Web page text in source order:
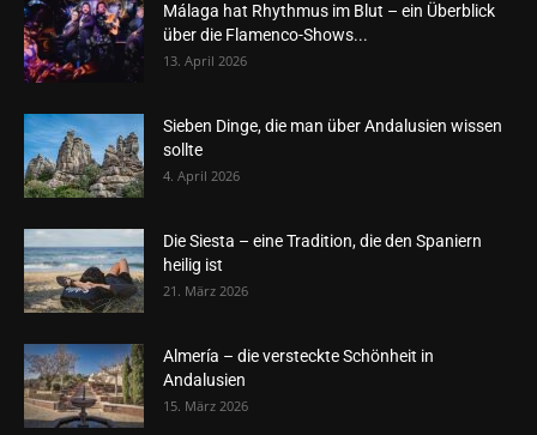
Málaga hat Rhythmus im Blut – ein Überblick
über die Flamenco-Shows...
13. April 2026
Sieben Dinge, die man über Andalusien wissen
sollte
4. April 2026
Die Siesta – eine Tradition, die den Spaniern
heilig ist
21. März 2026
Almería – die versteckte Schönheit in
Andalusien
15. März 2026